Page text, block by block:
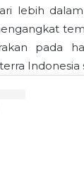
lebih
pada